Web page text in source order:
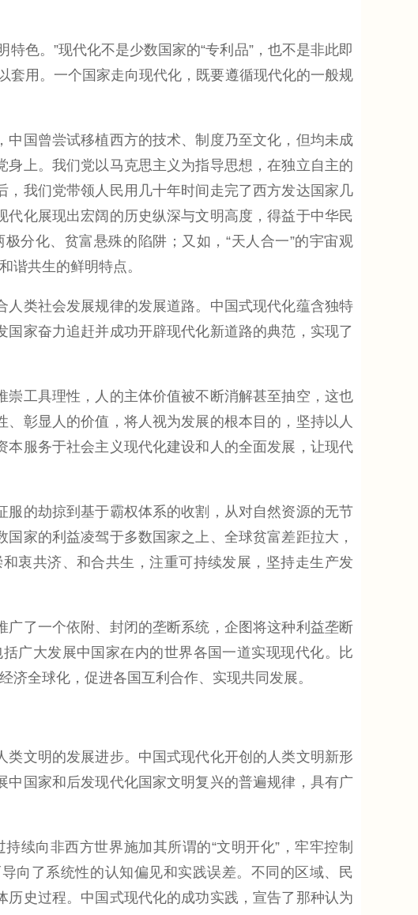
色。”现代化不是少数国家的“专利品”，也不是非此即
套用。一个国家走向现代化，既要遵循现代化的一般规
国曾尝试移植西方的技术、制度乃至文化，但均未成
上。我们党以马克思主义为指导思想，在独立自主的
我们党带领人民用几十年时间走完了西方发达国家几
化展现出宏阔的历史纵深与文明高度，得益于中华民
分化、贫富悬殊的陷阱；又如，“天人合一”的宇宙观
谐共生的鲜明特点。
类社会发展规律的发展道路。中国式现代化蕴含独特
家奋力追赶并成功开辟现代化新道路的典范，实现了
工具理性，人的主体价值被不断消解甚至抽空，这也
彰显人的价值，将人视为发展的根本目的，坚持以人
服务于社会主义现代化建设和人的全面发展，让现代
的劫掠到基于霸权体系的收割，从对自然资源的无节
家的利益凌驾于多数国家之上、全球贫富差距拉大，
衷共济、和合共生，注重可持续发展，坚持走生产发
了一个依附、封闭的垄断系统，企图将这种利益垄断
广大发展中国家在内的世界各国一道实现现代化。比
济全球化，促进各国互利合作、实现共同发展。
文明的发展进步。中国式现代化开创的人类文明新形
国家和后发现代化国家文明复兴的普遍规律，具有广
向非西方世界施加其所谓的“文明开化”，牢牢控制
向了系统性的认知偏见和实践误差。不同的区域、民
史过程。中国式现代化的成功实践，宣告了那种认为